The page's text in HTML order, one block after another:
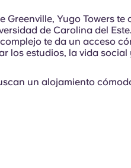
Greenville, Yugo Towers
de Carolina del
te da un acceso
los estudios, la vida social
un alojamiento